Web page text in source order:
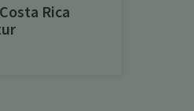
Rica